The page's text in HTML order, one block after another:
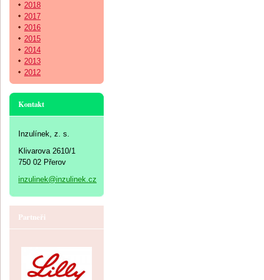
2018
2017
2016
2015
2014
2013
2012
Kontakt
Inzulínek, z. s.
Klivarova 2610/1
750 02 Přerov
inzulinek@inzulinek.cz
Partneři